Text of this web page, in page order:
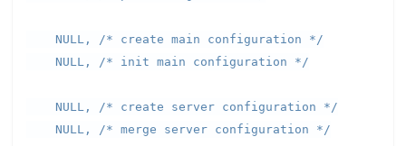
NULL, /* create main configuration */
NULL, /* init main configuration */
NULL, /* create server configuration */
NULL, /* merge server configuration */